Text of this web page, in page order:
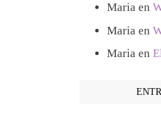
Maria en
Maria en
Maria en